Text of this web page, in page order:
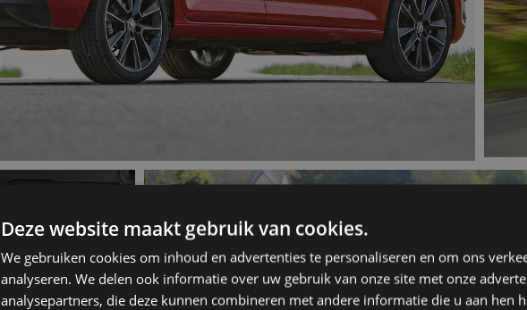
Deze website maakt gebruik van cookies.
We gebruiken cookies om inhoud en advertenties te personaliseren en om ons
analyseren. We delen ook informatie over uw gebruik van onze site met onze
analysepartners, die deze kunnen combineren met andere informatie die u aan hen